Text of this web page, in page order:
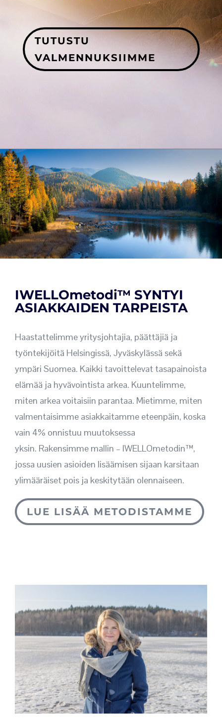
TUTUSTU
VALMENNUKSIIMME
IWELLOmetodi™ SYNTYI
ASIAKKAIDEN TARPEISTA
Haastattelimme yritysjohtajia, päättäjiä ja
työntekijöitä Helsingissä, Jyväskylässä sekä
ympäri Suomea. Kaikki tavoittelevat tasapainoista
elämää ja hyvävointista arkea. Kuuntelimme,
miten arkea voitaisiin parantaa. Mietimme, miten
valmentaisimme asiakkaitamme eteenpäin, koska
vain 4% onnistuu muutoksessa
yksin. Rakensimme mallin – IWELLOmetodin™,
jossa uusien asioiden lisäämisen sijaan karsitaan
ylimääräiset pois ja keskitytään olennaiseen.
LUE LISÄÄ METODISTAMME